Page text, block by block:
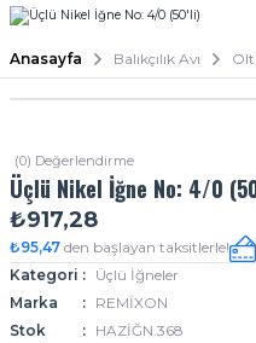
Anasayfa Balıkçılık Avı
(0) Değerlendirme
Üçlü Nikel İğne No: 4/0
₺917,28
₺95,47 den başlayan taksitlerle!
Kategori
Üçlü İğneler
Marka
REMİXON
Stok
HAZİĞN.368